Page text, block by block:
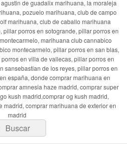
de guadalix marihuana, la moraleja
pozuelo marihuana, club de campo
marihuana, club de caballo marihuana
porros en sotogrande, pillar porros en
marihuana club cannabico
montecarmelo, pillar porros en san blas,
en villa de vallecas, pillar porros en
sansebastian de los reyes, pillar porros en
españa, donde comprar marihuana en
amnesia haze madrid, comprar super
kush madrid,comprar og kush madrid,
madrid, comprar marihuana de exterior en
madrid
Buscar